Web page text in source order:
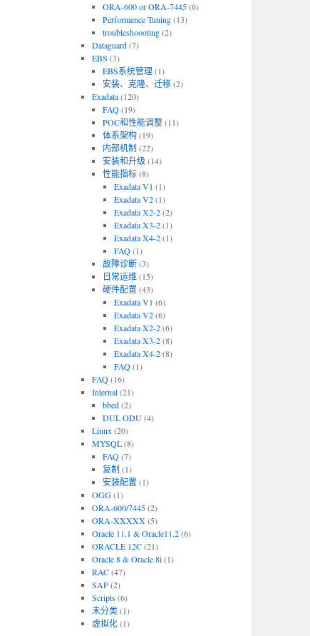
ORA-600 or ORA-7445(6)
Performence Tuning(13)
troubleshoooting(2)
Dataguard(7)
EBS (3)
EBS系统管理(1)
安装、克隆、迁移(2)
Exadata(120)
FAQ(19)
POC和性能调整(11)
体系架构(19)
内部机制 (22)
安装和升级 (14)
性能指标(8)
Exadata V1 (1)
Exadata V2(1)
Exadata X2-2(2)
Exadata X3-2(1)
Exadata X4-2(1)
FAQ(1)
故障诊断(3)
日常运维(15)
硬件配置 (43)
Exadata V1 (6)
Exadata V2(6)
Exadata X2-2(6)
Exadata X3-2(8)
Exadata X4-2(8)
FAQ(1)
FAQ(16)
Internal(21)
bbed(2)
DUL ODU(4)
Linux (20)
MYSQL(8)
FAQ(7)
复制 (1)
安装配置 (1)
OGG(1)
ORA-600/7445(2)
ORA-XXXXX(5)
Oracle 11.1 & Oracle11.2(6)
ORACLE 12C(21)
Oracle 8 & Oracle 8i(1)
RAC(47)
SAP(2)
Scripts(6)
未分类(1)
虚拟化(1)